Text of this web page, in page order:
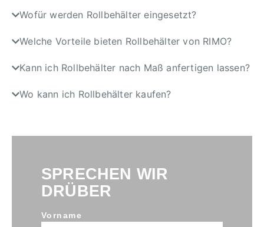
Wofür werden Rollbehälter eingesetzt?
Welche Vorteile bieten Rollbehälter von RIMO?
Kann ich Rollbehälter nach Maß anfertigen lassen?
Wo kann ich Rollbehälter kaufen?
SPRECHEN WIR
DRÜBER
Vorname